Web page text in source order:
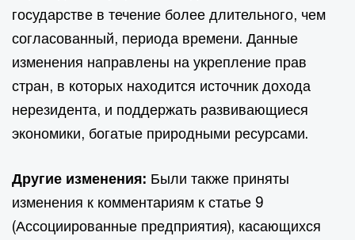
государстве в течение более длительного, чем
согласованный, периода времени. Данные
изменения направлены на укрепление прав
стран, в которых находится источник дохода
нерезидента, и поддержать развивающиеся
экономики, богатые природными ресурсами.
Другие изменения: Были также приняты
изменения к комментариям к статье 9
(Ассоциированные предприятия), касающихся